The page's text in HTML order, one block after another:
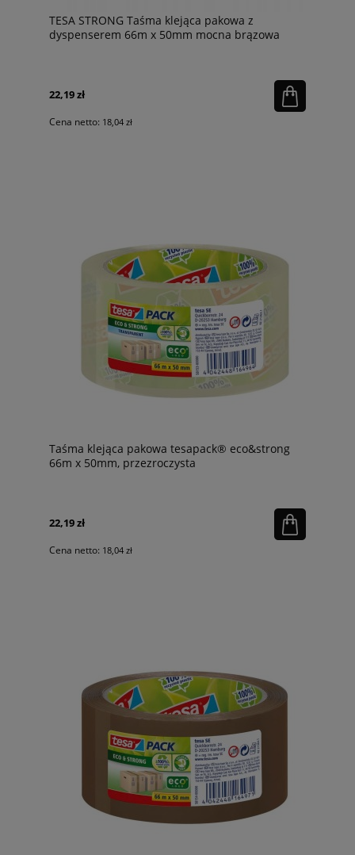
TESA STRONG Taśma klejąca pakowa z
dyspenserem 66m x 50mm mocna brązowa
22,19 zł
Cena netto: 18,04 zł
Taśma klejąca pakowa tesapack® eco&strong
66m x 50mm, przezroczysta
22,19 zł
Cena netto: 18,04 zł